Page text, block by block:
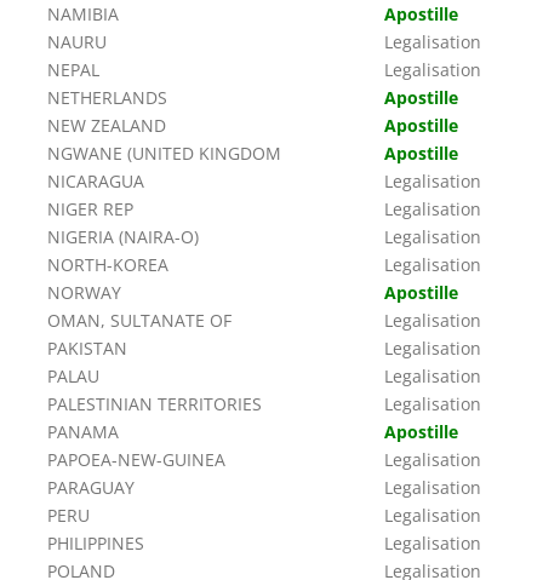
NAMIBIA
Apostille
NAURU
Legalisation
NEPAL
Legalisation
NETHERLANDS
Apostille
NEW ZEALAND
Apostille
NGWANE (UNITED KINGDOM
Apostille
NICARAGUA
Legalisation
NIGER REP
Legalisation
NIGERIA (NAIRA-O)
Legalisation
NORTH-KOREA
Legalisation
NORWAY
Apostille
OMAN, SULTANATE OF
Legalisation
PAKISTAN
Legalisation
PALAU
Legalisation
PALESTINIAN TERRITORIES
Legalisation
PANAMA
Apostille
PAPOEA-NEW-GUINEA
Legalisation
PARAGUAY
Legalisation
PERU
Legalisation
PHILIPPINES
Legalisation
POLAND
Legalisation